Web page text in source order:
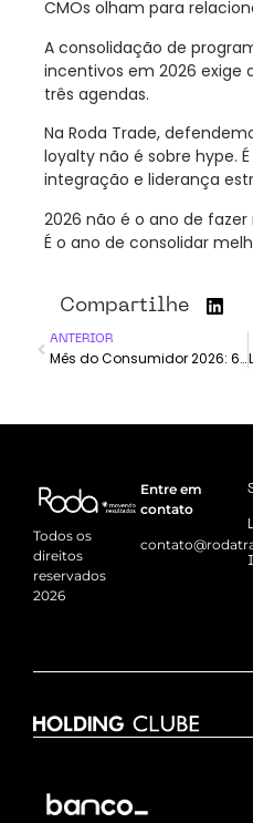
CMOs olham para
A consolidação de
incentivos em 2026 exige
três agendas.
Na Roda Trade,
loyalty não é sobre hype.
integração e liderança
2026 não é o ano de fazer
É o ano de consolidar
Compartilhe
ANTERIOR
Mês do Consumidor 2026: 6 estratégias de loyalty em ano de Copa
Todos os
direitos
reservados
2026
Entre em
contato